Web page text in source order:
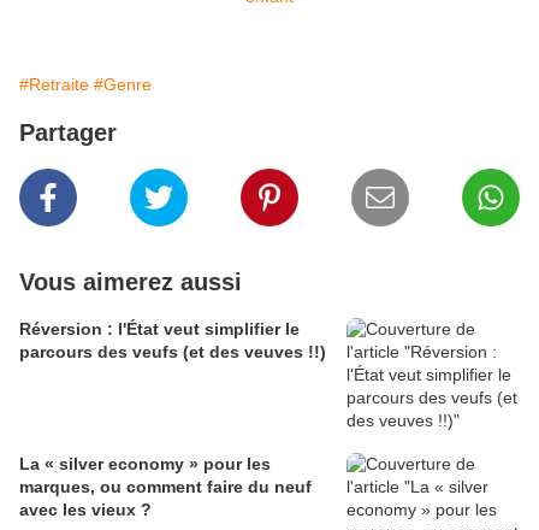
#Retraite #Genre
Partager
Vous aimerez aussi
Réversion : l'État veut simplifier le
parcours des veufs (et des veuves !!)
La « silver economy » pour les
marques, ou comment faire du neuf
avec les vieux ?